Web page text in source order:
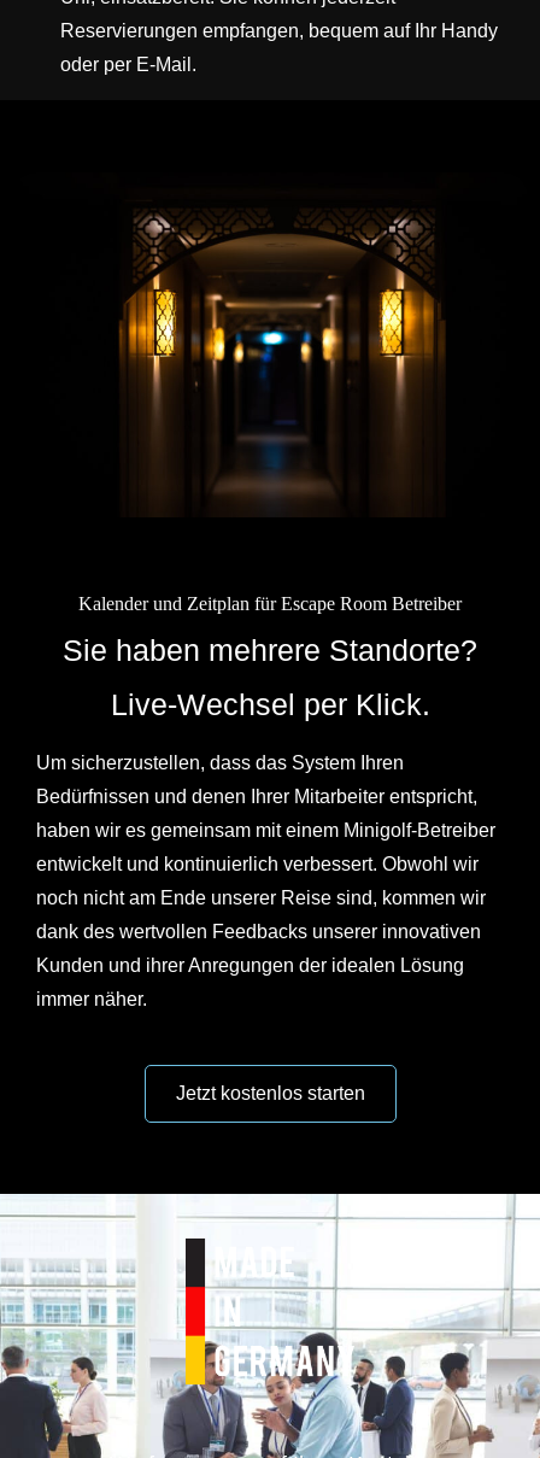
Reservierungen empfangen, bequem auf Ihr Handy
oder per E-Mail.
Kalender und Zeitplan für Escape Room Betreiber
Sie haben mehrere Standorte?
Live-Wechsel per Klick.
Um sicherzustellen, dass das System Ihren
Bedürfnissen und denen Ihrer Mitarbeiter entspricht,
haben wir es gemeinsam mit einem Minigolf-Betreiber
entwickelt und kontinuierlich verbessert. Obwohl wir
noch nicht am Ende unserer Reise sind, kommen wir
dank des wertvollen Feedbacks unserer innovativen
Kunden und ihrer Anregungen der idealen Lösung
immer näher.